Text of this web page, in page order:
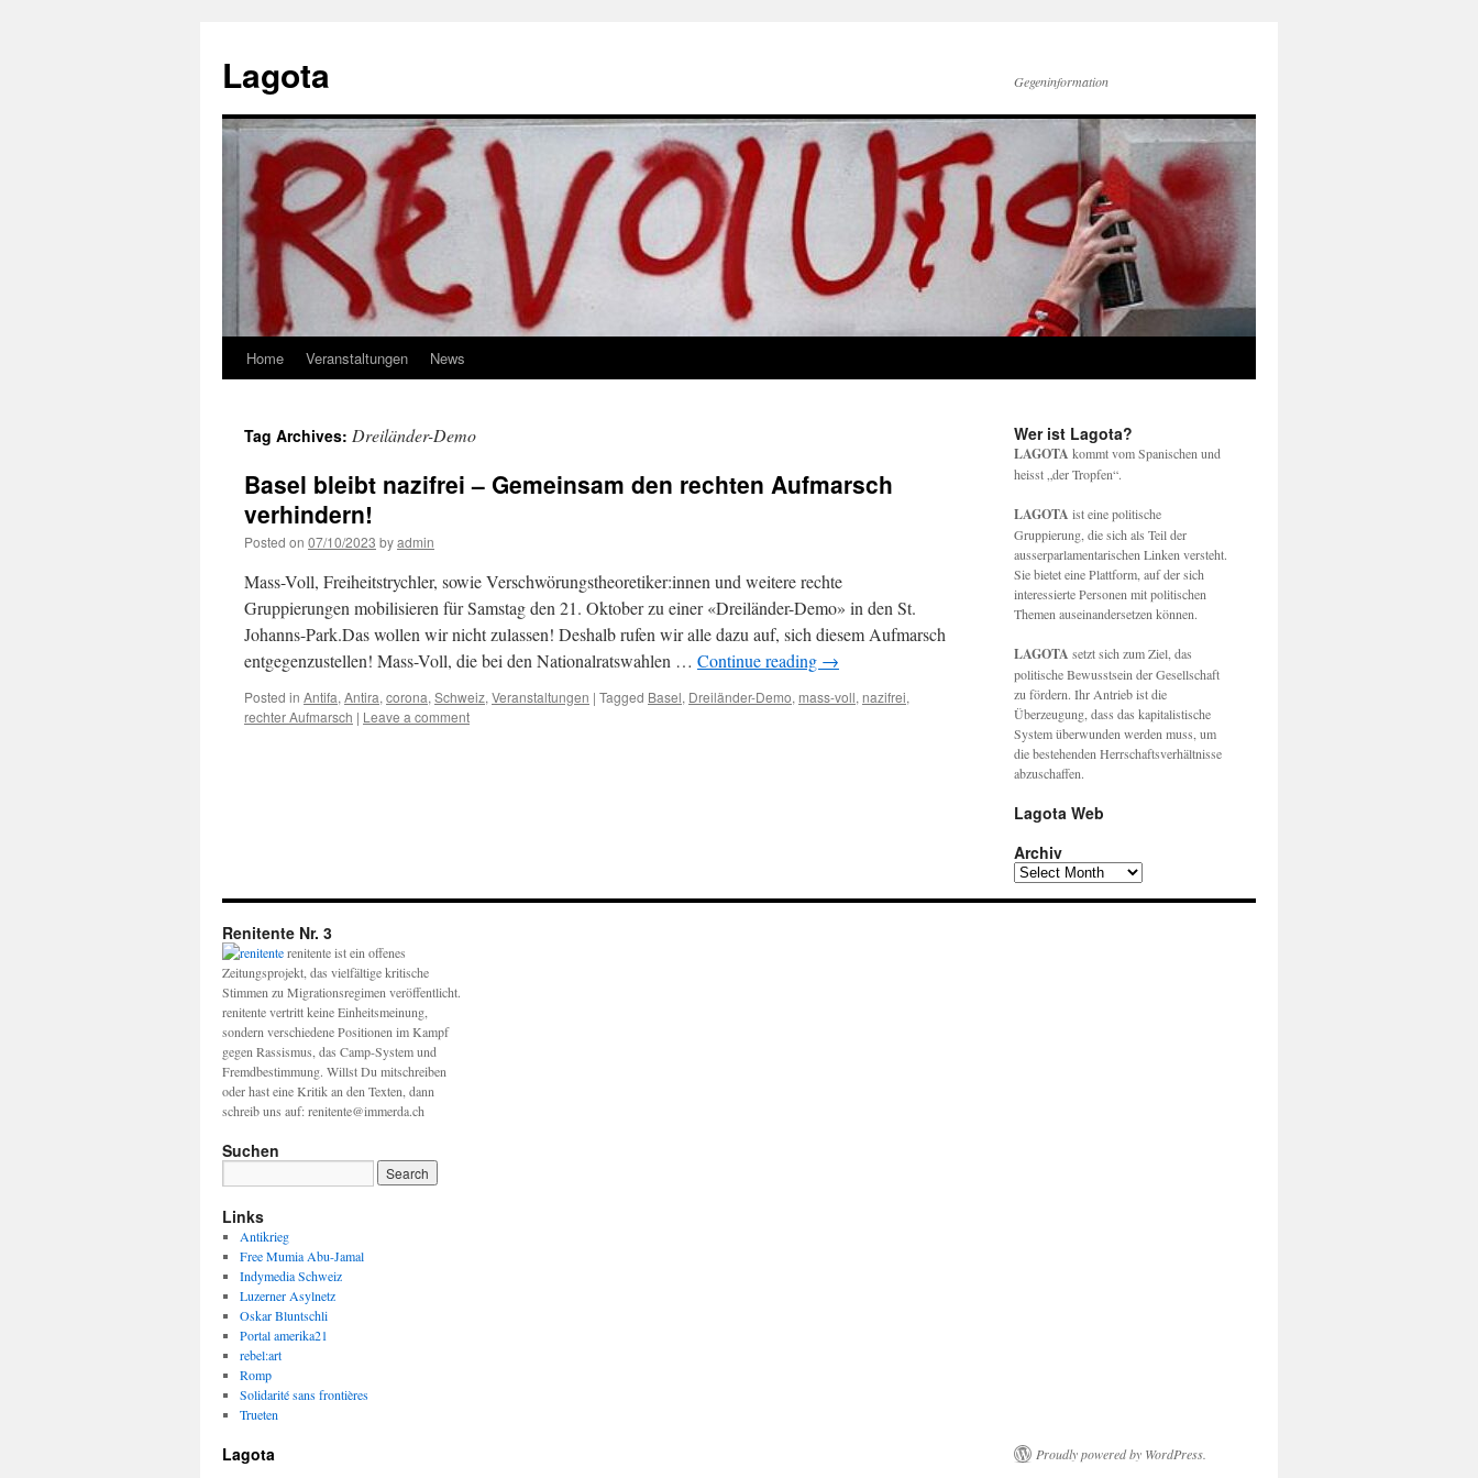
content
Lagota Gegeninformation
Home Veranstaltungen News
Tag Archives: Dreiländer-Demo
Basel bleibt nazifrei – Gemeinsam den rechten Aufmarsch
verhindern!
Posted on 07/10/2023 byadmin
Mass-Voll, Freiheitstrychler, sowie Verschwörungstheoretiker:innen und weitere rechte
Gruppierungen mobilisieren für Samstag den 21. Oktober zu einer «Dreiländer-Demo» in den St.
Johanns-Park.Das wollen wir nicht zulassen! Deshalb rufen wir alle dazu auf, sich diesem Aufmarsch
entgegenzustellen! Mass-Voll, die bei den Nationalratswahlen … Continue reading →
Posted in Antifa, Antira, corona, Schweiz, Veranstaltungen | Tagged Basel, Dreiländer-Demo, mass-voll, nazifrei,
rechter Aufmarsch | Leave a comment
Wer ist Lagota?
LAGOTA kommt vom Spanischen und
heisst „der Tropfen“.
LAGOTA ist eine politische
Gruppierung, die sich als Teil der
ausserparlamentarischen Linken versteht.
Sie bietet eine Plattform, auf der sich
interessierte Personen mit politischen
Themen auseinandersetzen können.
LAGOTA setzt sich zum Ziel, das
politische Bewusstsein der Gesellschaft
zu fördern. Ihr Antrieb ist die
Überzeugung, dass das kapitalistische
System überwunden werden muss, um
die bestehenden Herrschaftsverhältnisse
abzuschaffen.
Lagota Web
Archiv
Archiv
Renitente Nr. 3
renitente ist ein offenes
Zeitungsprojekt, das vielfältige kritische
Stimmen zu Migrationsregimen veröffentlicht.
renitente vertritt keine Einheitsmeinung,
sondern verschiedene Positionen im Kampf
gegen Rassismus, das Camp-System und
Fremdbestimmung. Willst Du mitschreiben
oder hast eine Kritik an den Texten, dann
schreib uns auf: renitente@immerda.ch
Suchen
Links
Antikrieg
Free Mumia Abu-Jamal
Indymedia Schweiz
Luzerner Asylnetz
Oskar Bluntschli
Portal amerika21
rebel:art
Romp
Solidarité sans frontières
Trueten
Lagota Proudly powered by WordPress.